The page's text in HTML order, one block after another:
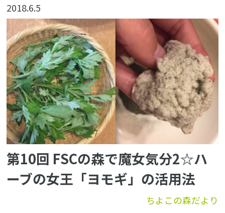
2018.6.5
ちよこの森だより
第10回 FSCの森で魔女気分2☆ハ
ーブの女王「ヨモギ」の活用法